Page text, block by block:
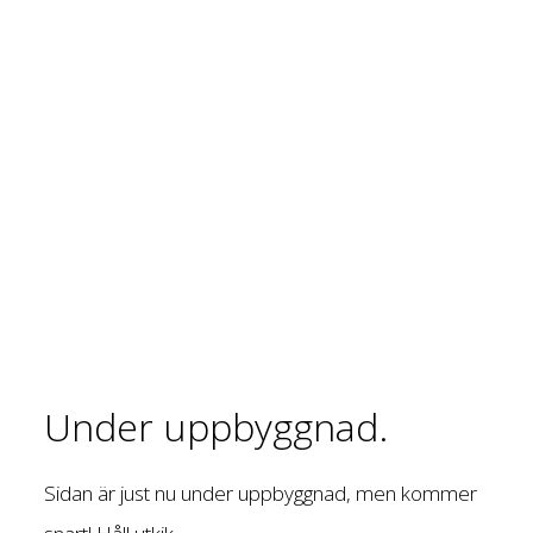
Under uppbyggnad.
Sidan är just nu under uppbyggnad, men kommer